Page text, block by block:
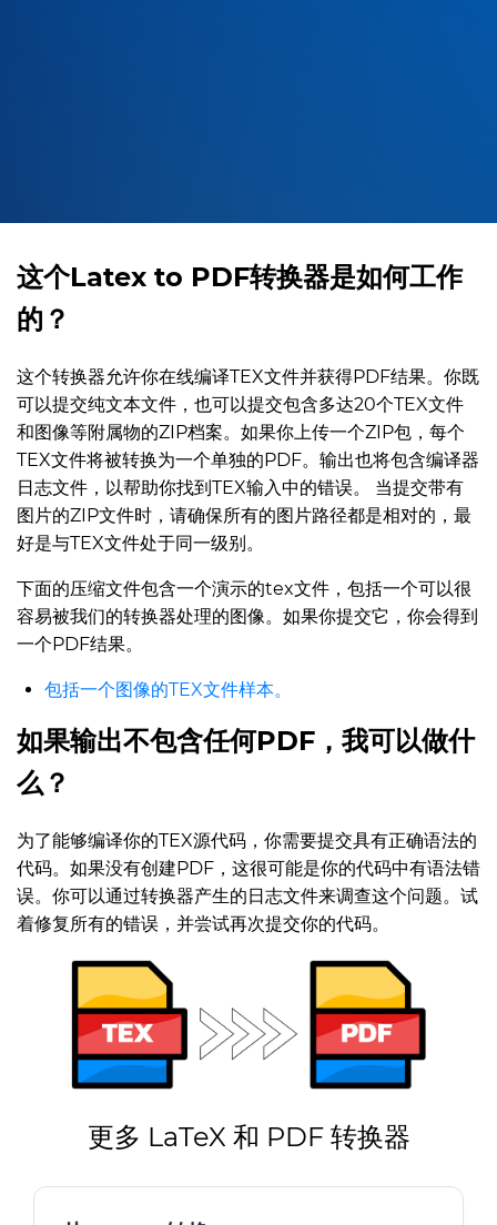
这个Latex to PDF转换器是如何工作
的？
这个转换器允许你在线编译TEX文件并获得PDF结果。你既
可以提交纯文本文件，也可以提交包含多达20个TEX文件
和图像等附属物的ZIP档案。如果你上传一个ZIP包，每个
TEX文件将被转换为一个单独的PDF。输出也将包含编译器
日志文件，以帮助你找到TEX输入中的错误。 当提交带有
图片的ZIP文件时，请确保所有的图片路径都是相对的，最
好是与TEX文件处于同一级别。
下面的压缩文件包含一个演示的tex文件，包括一个可以很
容易被我们的转换器处理的图像。如果你提交它，你会得到
一个PDF结果。
包括一个图像的TEX文件样本。
如果输出不包含任何PDF，我可以做什
么？
为了能够编译你的TEX源代码，你需要提交具有正确语法的
代码。如果没有创建PDF，这很可能是你的代码中有语法错
误。你可以通过转换器产生的日志文件来调查这个问题。试
着修复所有的错误，并尝试再次提交你的代码。
更多 LaTeX 和 PDF 转换器